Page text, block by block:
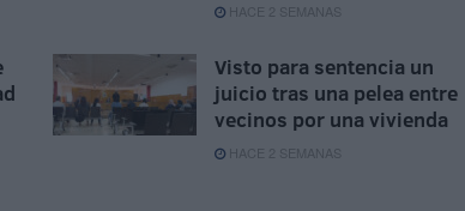
HACE 2 SEMANAS
Visto para sentencia un
juicio tras una pelea entre
vecinos por una vivienda
HACE 2 SEMANAS